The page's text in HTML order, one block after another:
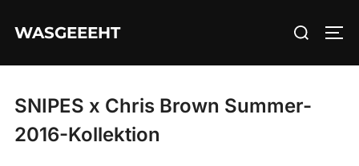
InhaltWASGEEEHT
Suchen
SNIPES x Chris Brown Summer-
2016-Kollektion